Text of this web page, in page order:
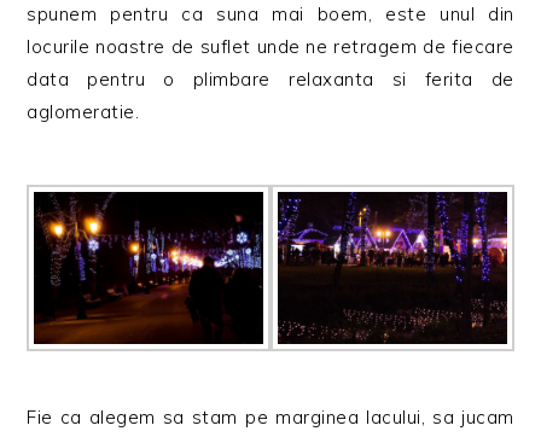
spunem pentru ca suna mai boem, este unul din
locurile noastre de suflet unde ne retragem de fiecare
data pentru o plimbare relaxanta si ferita de
aglomeratie.
Fie ca alegem sa stam pe marginea lacului, sa jucam